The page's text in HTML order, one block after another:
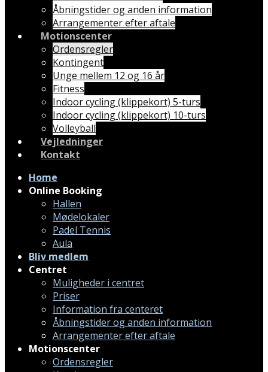
Åbningstider og anden information
Arrangementer efter aftale
Motionscenter
Ordensregler
Kontingent
Unge mellem 12 og 16 år
Fitness
Indoor cycling (klippekort) 5-turs
Indoor cycling (klippekort) 10-turs
Volleyball
Vejledninger
Kontakt
Home
Online Booking
Hallen
Mødelokaler
Padel Tennis
Aula
Bliv medlem
Centret
Muligheder i centret
Priser
Information fra centeret
Åbningstider og anden information
Arrangementer efter aftale
Motionscenter
Ordensregler